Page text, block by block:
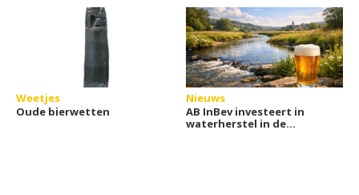
Weetjes
Oude bierwetten
Nieuws
AB InBev investeert in
waterherstel in de